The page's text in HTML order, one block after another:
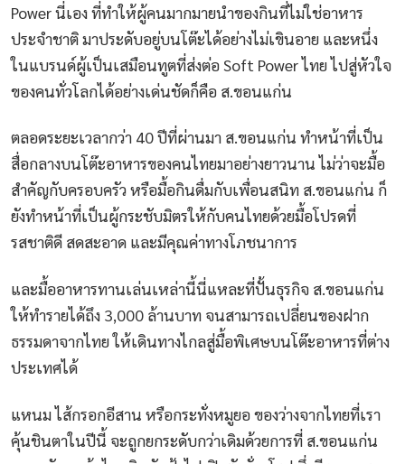
Power นี่เอง ที่ทำให้ผู้คนมากมายนำของกินที่ไม่ใช่อาหาร
ประจำชาติ มาประดับอยู่บนโต๊ะได้อย่างไม่เขินอาย และหนึ่ง
ในแบรนด์ผู้เป็นเสมือนทูตที่ส่งต่อ Soft Power ไทย ไปสู่หัวใจ
ของคนทั่วโลกได้อย่างเด่นชัดก็คือ ส.ขอนแก่น
ตลอดระยะเวลากว่า 40 ปีที่ผ่านมา ส.ขอนแก่น ทำหน้าที่เป็น
สื่อกลางบนโต๊ะอาหารของคนไทยมาอย่างยาวนาน ไม่ว่าจะมื้อ
สำคัญกับครอบครัว หรือมื้อกินดื่มกับเพื่อนสนิท ส.ขอนแก่น ก็
ยังทำหน้าที่เป็นผู้กระชับมิตรให้กับคนไทยด้วยมื้อโปรดที่
รสชาติดี สดสะอาด และมีคุณค่าทางโภชนาการ
และมื้ออาหารทานเล่นเหล่านี้นี่แหละที่ปั้นธุรกิจ ส.ขอนแก่น
ให้ทำรายได้ถึง 3,000 ล้านบาท จนสามารถเปลี่ยนของฝาก
ธรรมดาจากไทย ให้เดินทางไกลสู่มื้อพิเศษบนโต๊ะอาหารที่ต่าง
ประเทศได้
แหนม ไส้กรอกอีสาน หรือกระทั่งหมูยอ ของว่างจากไทยที่เรา
คุ้นชินตาในปีนี้ จะถูกยกระดับกว่าเดิมด้วยการที่ ส.ขอนแก่น